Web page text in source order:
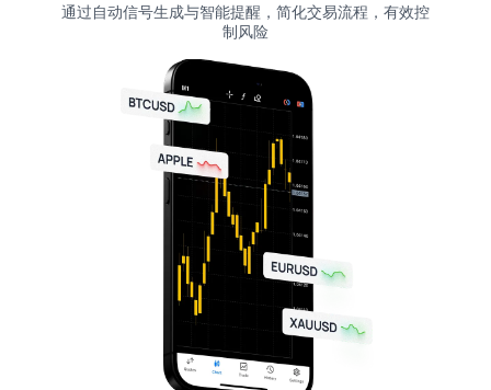
通过自动信号生成与智能提醒，简化交易流程，有效控
制风险